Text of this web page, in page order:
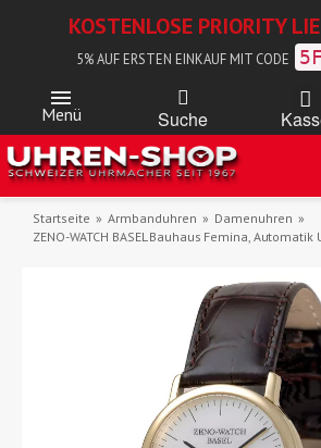
KOSTENLOSE PRIORITY
5% AUF ERSTEN EINKAUF MIT CODE
Menü Suche
Startseite Armbanduhren
Damenuhren
ZENO-WATCH BASEL Bauhaus Femina,